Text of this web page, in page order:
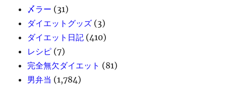
〆ラー (31)
ダイエットグッズ (3)
ダイエット日記 (410)
レシピ (7)
完全無欠ダイエット (81)
男弁当 (1,784)